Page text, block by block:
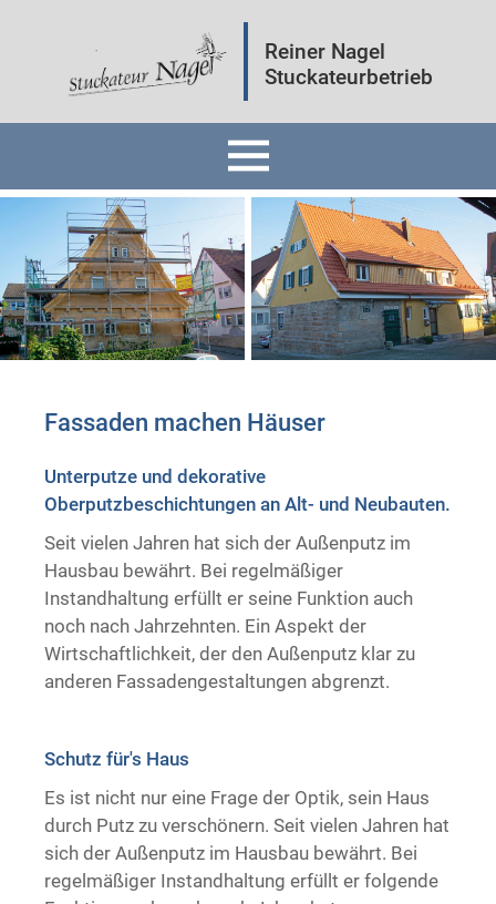
Reiner Nagel
Stuckateurbetrieb
Fassaden
Innenräume
Mineralputz
Wärmedämmung
Trockenausbau
Fassaden machen Häuser
Unterputze und dekorative
Oberputzbeschichtungen an Alt- und Neubauten.
Seit vielen Jahren hat sich der Außenputz im
Hausbau bewährt. Bei regelmäßiger
Instandhaltung erfüllt er seine Funktion auch
noch nach Jahrzehnten. Ein Aspekt der
Wirtschaftlichkeit, der den Außenputz klar zu
anderen Fassadengestaltungen abgrenzt.
Schutz für's Haus
Es ist nicht nur eine Frage der Optik, sein Haus
durch Putz zu verschönern. Seit vielen Jahren hat
sich der Außenputz im Hausbau bewährt. Bei
regelmäßiger Instandhaltung erfüllt er folgende